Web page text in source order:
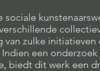
verschillende
van zulke
een
biedt dit werk een